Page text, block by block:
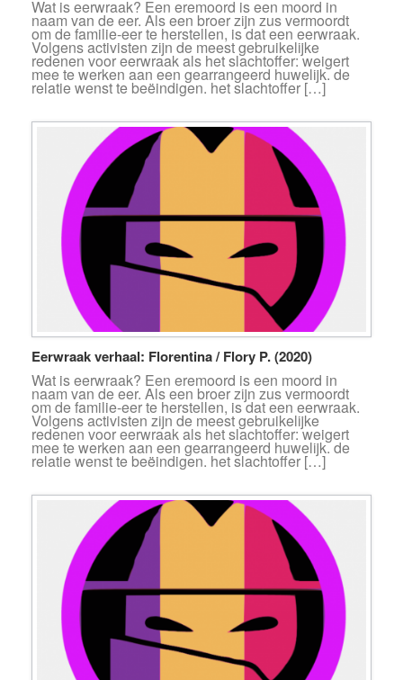
Wat is eerwraak? Een eremoord is een moord in
naam van de eer. Als een broer zijn zus vermoordt
om de familie-eer te herstellen, is dat een eerwraak.
Volgens activisten zijn de meest gebruikelijke
redenen voor eerwraak als het slachtoffer: weigert
mee te werken aan een gearrangeerd huwelijk. de
relatie wenst te beëindigen. het slachtoffer […]
Eerwraak verhaal: Florentina / Flory P. (2020)
Wat is eerwraak? Een eremoord is een moord in
naam van de eer. Als een broer zijn zus vermoordt
om de familie-eer te herstellen, is dat een eerwraak.
Volgens activisten zijn de meest gebruikelijke
redenen voor eerwraak als het slachtoffer: weigert
mee te werken aan een gearrangeerd huwelijk. de
relatie wenst te beëindigen. het slachtoffer […]